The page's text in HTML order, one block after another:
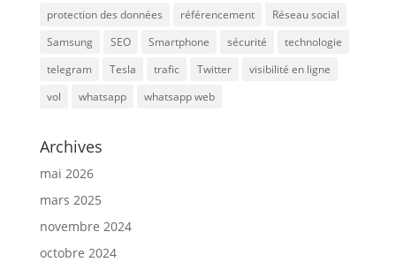
protection des données
référencement
Réseau social
Samsung
SEO Smartphone sécurité
technologie
telegram
Tesla trafic Twitter
visibilité en ligne
vol
whatsapp whatsapp web
Archives
mai 2026
mars 2025
novembre 2024
octobre 2024